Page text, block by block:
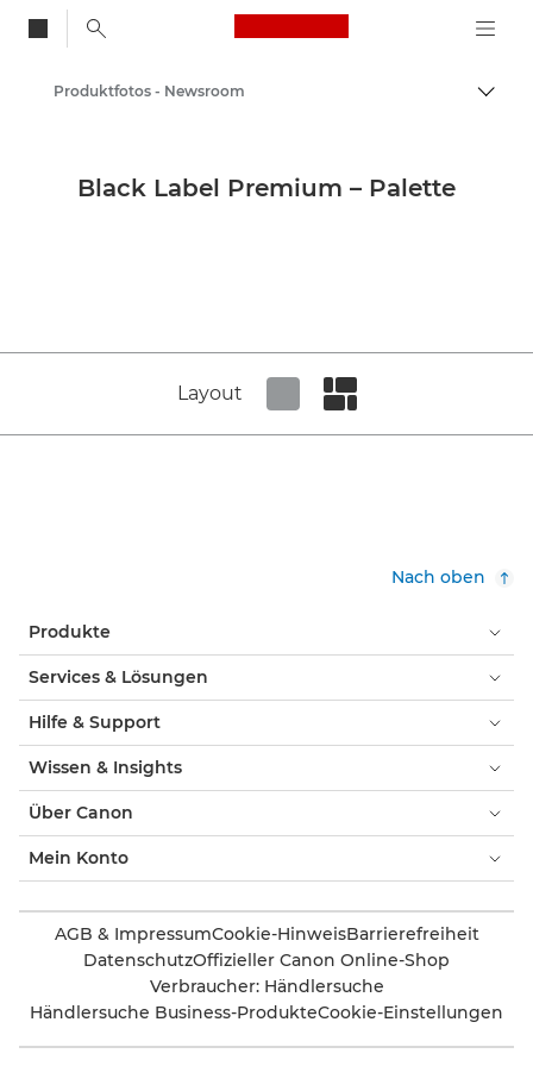
Canon Logo, back
Auf
Newsroom
Produktfotos - Newsroom
Black Label Premium – Palette
Layout
Nach oben
Produkte
Services & Lösungen
Hilfe & Support
Wissen & Insights
Über Canon
Mein Konto
AGB & ImpressumCookie-HinweisBarrierefreiheit
DatenschutzOffizieller Canon Online-Shop
Verbraucher: Händlersuche
Händlersuche Business-ProdukteCookie-Einstellungen